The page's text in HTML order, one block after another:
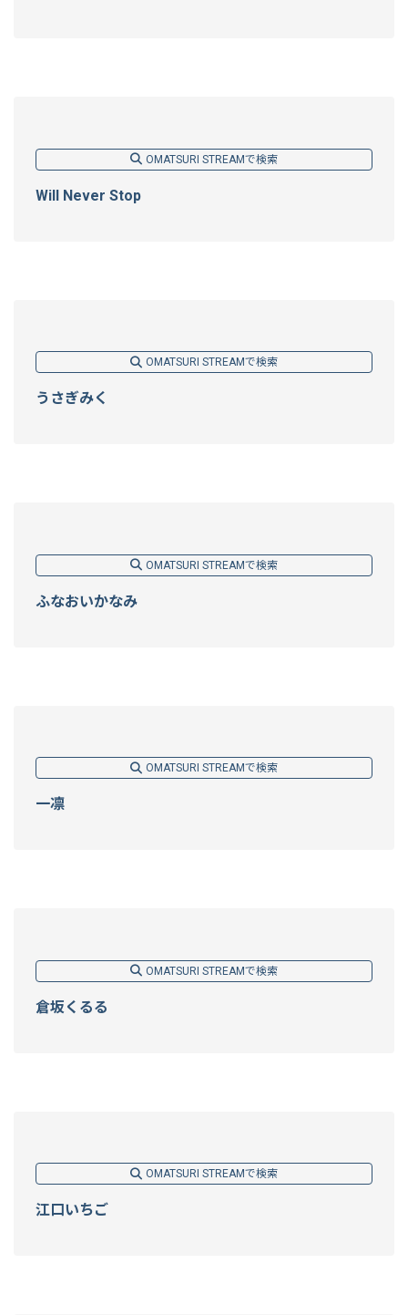
OMATSURI STREAMで検索
Will Never Stop
OMATSURI STREAMで検索
うさぎみく
OMATSURI STREAMで検索
ふなおいかなみ
OMATSURI STREAMで検索
一凛
OMATSURI STREAMで検索
倉坂くるる
OMATSURI STREAMで検索
江口いちご